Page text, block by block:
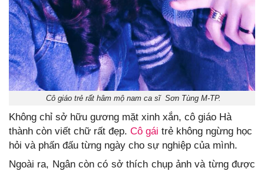
Cô giáo trẻ rất hâm mộ nam ca sĩ Sơn Tùng M-TP.
Không chỉ sở hữu gương mặt xinh xắn, cô giáo Hà
thành còn viết chữ rất đẹp. Cô gái trẻ không ngừng học
hỏi và phấn đấu từng ngày cho sự nghiệp của mình.
Ngoài ra, Ngân còn có sở thích chụp ảnh và từng được